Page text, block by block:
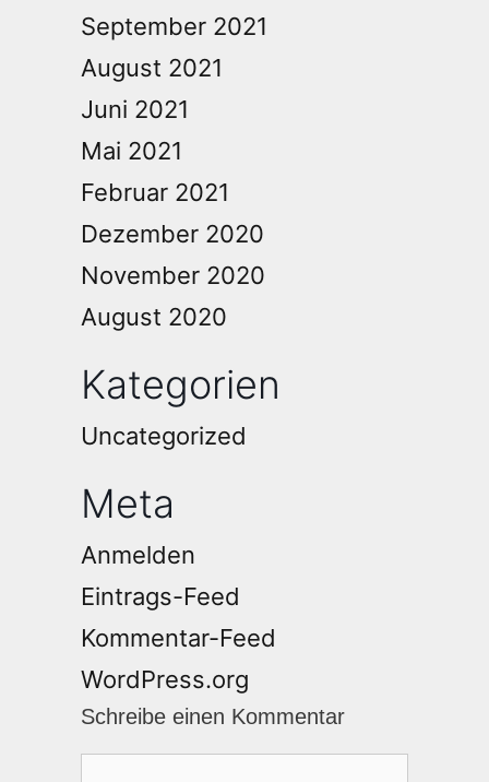
September 2021
August 2021
Juni 2021
Mai 2021
Februar 2021
Dezember 2020
November 2020
August 2020
Kategorien
Uncategorized
Meta
Anmelden
Eintrags-Feed
Kommentar-Feed
WordPress.org
Schreibe einen Kommentar